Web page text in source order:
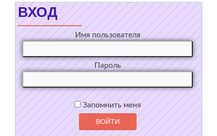
ВХОД
Имя пользователя
Пароль
Запомнить меня